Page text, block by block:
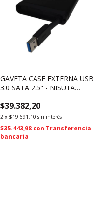
GAVETA CASE EXTERNA USB
3.0 SATA 2.5" - NISUTA
$39.382,20
2 x $19.691,10 sin interés
$35.443,98 con Transferencia
bancaria